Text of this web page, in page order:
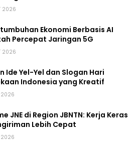
2026
Ekonomi Berbasis AI
Percepat Jaringan 5G
2026
Ide Yel-Yel dan Slogan Hari
Indonesia yang Kreatif
2026
JNE di Region JBNTN: Kerja Keras
Lebih Cepat
2026